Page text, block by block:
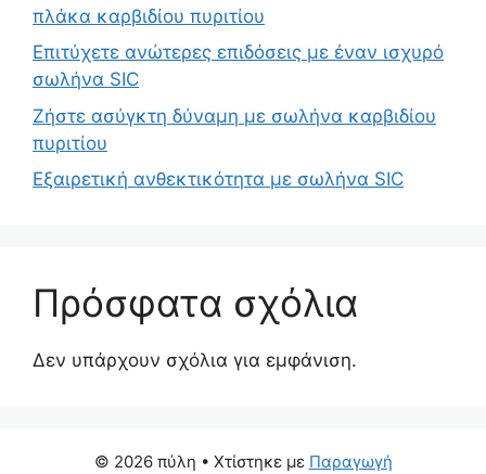
πλάκα καρβιδίου πυριτίου
Επιτύχετε ανώτερες επιδόσεις με έναν ισχυρό
σωλήνα SIC
Ζήστε ασύγκτη δύναμη με σωλήνα καρβιδίου
πυριτίου
Εξαιρετική ανθεκτικότητα με σωλήνα SIC
Πρόσφατα σχόλια
Δεν υπάρχουν σχόλια για εμφάνιση.
© 2026 πύλη • Χτίστηκε με Παραγωγή